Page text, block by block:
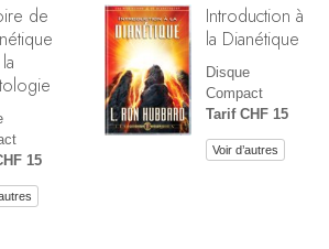
de
15
Introduction à
la Dianétique
Disque
Compact
Tarif CHF 15
Voir d’autres